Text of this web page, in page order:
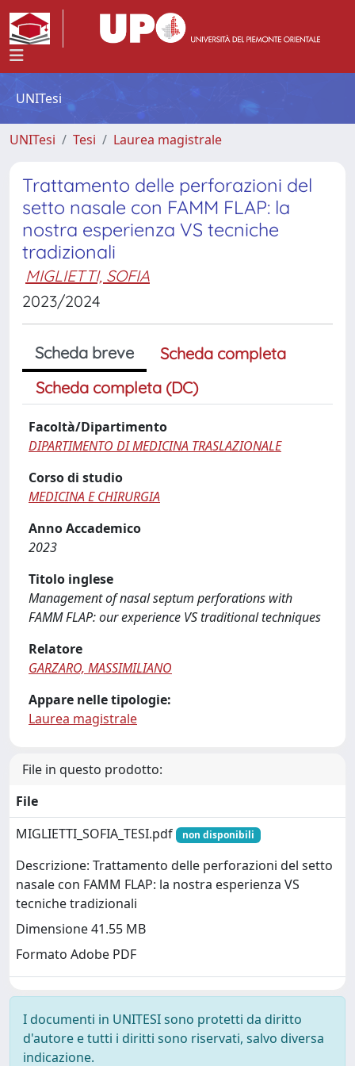
UNITesi
UNITesi Tesi Laurea magistrale
Trattamento delle perforazioni del
setto nasale con FAMM FLAP: la
nostra esperienza VS tecniche
tradizionali
MIGLIETTI, SOFIA
2023/2024
Scheda breve
Scheda completa
Scheda completa (DC)
Facoltà/Dipartimento
DIPARTIMENTO DI MEDICINA TRASLAZIONALE
Corso di studio
MEDICINA E CHIRURGIA
Anno Accademico
2023
Titolo inglese
Management of nasal septum perforations with
FAMM FLAP: our experience VS traditional techniques
Relatore
GARZARO, MASSIMILIANO
Appare nelle tipologie:
Laurea magistrale
File in questo prodotto:
File
MIGLIETTI_SOFIA_TESI.pdf
non disponibili
Descrizione: Trattamento delle perforazioni del setto
nasale con FAMM FLAP: la nostra esperienza VS
tecniche tradizionali
Dimensione 41.55 MB
Formato Adobe PDF
I documenti in UNITESI sono protetti da diritto
d'autore e tutti i diritti sono riservati, salvo diversa
indicazione.